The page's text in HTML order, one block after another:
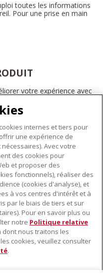
toutes les informations
Pour une prise en main
votre expérience avec
recevoir des
encore.
internes et tiers pour
une expérience de
Avec votre
des cookies pour
et proposer des
fonctionnels), réaliser des
(cookies d'analyse), et
à vos centres d'intérêt et à
par le biais de tiers et sur
Pour en savoir plus ou
notre Politique relative
dont nous traitons les
cookies, veuillez consulter
.